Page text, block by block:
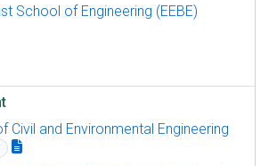
School of Engineering (EEBE)
Civil and Environmental Engineering